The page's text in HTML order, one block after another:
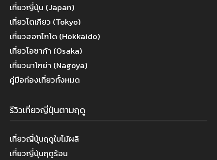
เที่ยวญี่ปุ่น (Japan)
เที่ยวโตเกียว (Tokyo)
เที่ยวฮอกไกโด (Hokkaido)
เที่ยวโอซาก้า (Osaka)
เที่ยวนาโกย่า (Nagoya)
คู่มือท่องเที่ยวทั้งหมด
รีวิวเที่ยวญี่ปุ่นตามฤดู
เที่ยวญี่ปุ่นฤดูใบไม้ผลิ
เที่ยวญี่ปุ่นฤดูร้อน